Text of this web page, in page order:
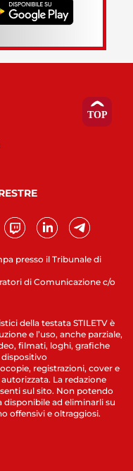
presso il Tribunale di
di Comunicazione c/o
della testata STILETV è
e l’uso, anche parziale,
filmati, loghi, grafiche
registrazioni, cover e
La redazione
sul sito. Non potendo
ad eliminarli su
offensivi e oltraggiosi.